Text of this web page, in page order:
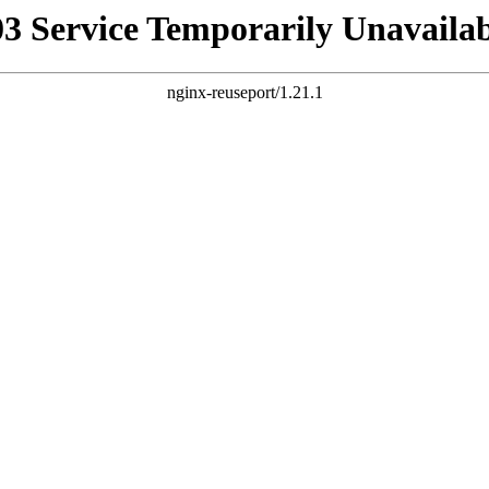
Service Temporarily
nginx-reuseport/1.21.1